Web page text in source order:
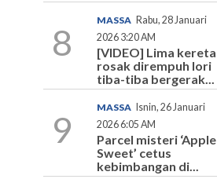
8
MASSA Rabu, 28 Januari
2026 3:20 AM
[VIDEO] Lima kereta
rosak dirempuh lori
tiba-tiba bergerak...
9
MASSA
Isnin, 26 Januari
2026 6:05 AM
Parcel misteri ‘Apple
Sweet’ cetus
kebimbangan di...